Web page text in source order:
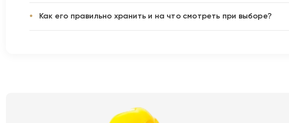
Как его правильно хранить и на что смотреть при выборе?